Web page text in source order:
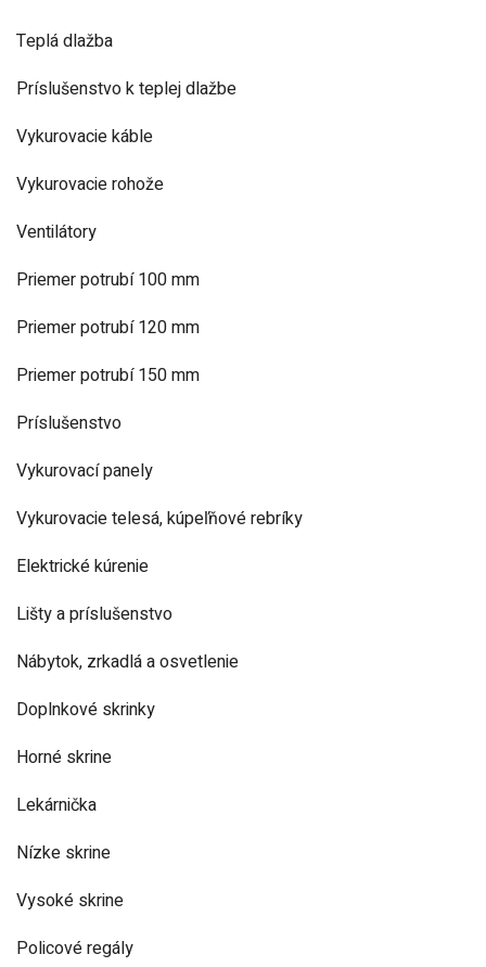
Teplá dlažba
Príslušenstvo k teplej dlažbe
Vykurovacie káble
Vykurovacie rohože
Ventilátory
Priemer potrubí 100 mm
Priemer potrubí 120 mm
Priemer potrubí 150 mm
Príslušenstvo
Vykurovací panely
Vykurovacie telesá, kúpeľňové rebríky
Elektrické kúrenie
Lišty a príslušenstvo
Nábytok, zrkadlá a osvetlenie
Doplnkové skrinky
Horné skrine
Lekárnička
Nízke skrine
Vysoké skrine
Policové regály